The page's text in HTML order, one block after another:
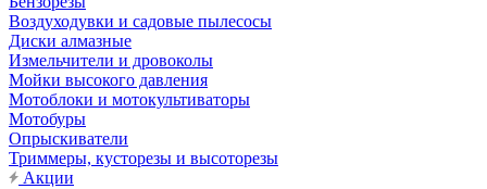
Воздуходувки и садовые пылесосы
Диски алмазные
Измельчители и дровоколы
Мойки высокого давления
Мотоблоки и мотокультиваторы
Мотобуры
Опрыскиватели
Триммеры, кусторезы и высоторезы
Акции